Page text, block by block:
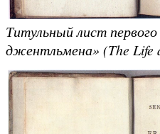
Титульный лист
джентльмена» (The Life